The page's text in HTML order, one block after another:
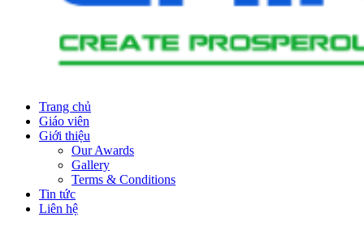
Trang chủ
Giáo viên
Giới thiệu
Our Awards
Gallery
Terms & Conditions
Tin tức
Liên hệ